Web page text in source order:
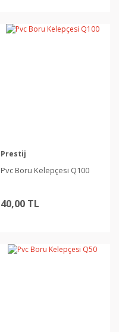
Prestij
Pvc Boru Kelepçesi Q100
40,00 TL